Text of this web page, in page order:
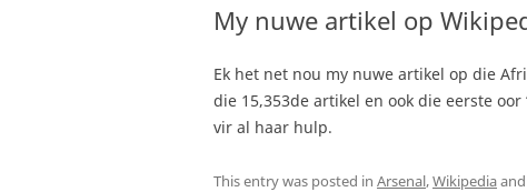
My nuwe artikel op
Ek het net nou my nuwe artikel op die
die 15,353de artikel en ook die eerste oor
vir al haar hulp.
This entry was posted in Arsenal,Wikipedia